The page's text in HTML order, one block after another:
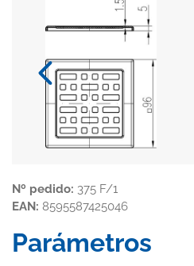
Nº pedido: 375 F/1
EAN: 8595587425046
Parámetros